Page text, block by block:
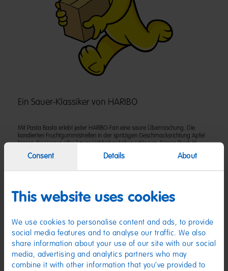
Consent Details About
This website uses cookies
We use cookies to personalise content and ads, to provide
social media features and to analyse our traffic. We also
share information about your use of our site with our social
media, advertising and analytics partners who may
combine it with other information that you’ve provided to
Ein Sauer-Klassiker von HARIBO
Mit Pasta Basta erlebt jeder HARIBO-Fan eine saure Überraschung. Die
kandierten Fruchtgummistreifen in der spritzigen Geschmacksrichtung Apfel
lassen die Herzen aller Sauer-Liebhaber höher schlagen. Dieses Produkt
wurde vom Vegetarierbund Deutschland e. V. mit dem so genannten "V-
Label" als vegetarisch zertifiziert
Zutaten
(D) Fruchtgummi | Zutaten: Zucker; Glukosesirup; Stärke;
Citronensäure, Äpfelsäure; Säureregulator: Natriumhydrogenmalat;
Emulgator: Mono- und Diglyceride von Speisefettsäuren; Aroma;
Farbstoffe: Kurkumin, Kupferkomplexe der Chlorophylline. Kann Spuren
von MILCH enthalten.
Nährwerte